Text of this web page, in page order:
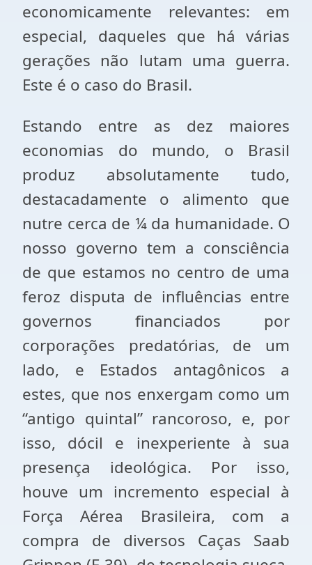
economicamente relevantes: em
especial, daqueles que há várias
gerações não lutam uma guerra.
Este é o caso do Brasil.
Estando entre as dez maiores
economias do mundo, o Brasil
produz absolutamente tudo,
destacadamente o alimento que
nutre cerca de ¼ da humanidade. O
nosso governo tem a consciência
de que estamos no centro de uma
feroz disputa de influências entre
governos financiados por
corporações predatórias, de um
lado, e Estados antagônicos a
estes, que nos enxergam como um
“antigo quintal” rancoroso, e, por
isso, dócil e inexperiente à sua
presença ideológica. Por isso,
houve um incremento especial à
Força Aérea Brasileira, com a
compra de diversos Caças Saab